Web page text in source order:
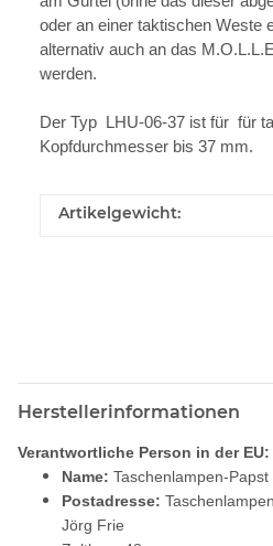
oder an einer taktischen Weste
alternativ auch an das
werden.
Der Typ LHU-06-37 ist für für
Kopfdurchmesser bis 37 mm.
Artikelgewicht:
Herstellerinformationen
Verantwortliche Person in der EU:
Name: Taschenlampen-Papst
Postadresse:
Jörg Frie